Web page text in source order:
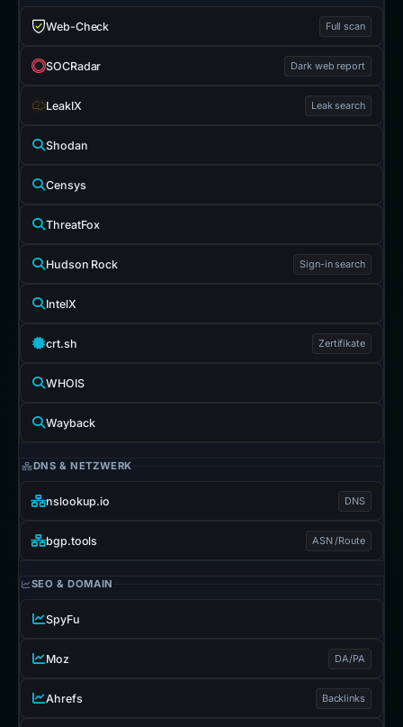
Web-Check Full scan
SOCRadar Dark web report
LeakIX Leak search
Shodan
Censys
ThreatFox
Hudson Rock Sign-in search
IntelX
crt.sh Zertifikate
WHOIS
Wayback
DNS & NETZWERK
nslookup.io DNS
bgp.tools ASN /Route
SEO & DOMAIN
SpyFu
Moz DA/PA
Ahrefs Backlinks